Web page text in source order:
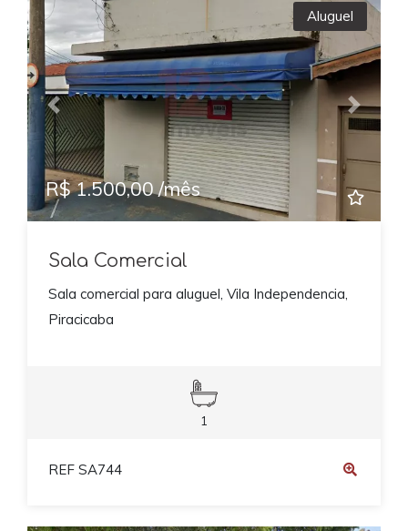
Previous Next
Aluguel
R$ 1.500,00 /mês
Sala Comercial
Sala comercial para aluguel, Vila Independencia,
Piracicaba
1
REF SA744